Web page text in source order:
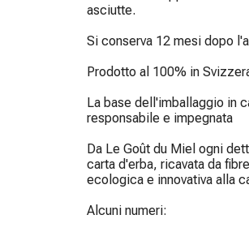
asciutte.
Si conserva 12 mesi dopo
Prodotto al 100% in
La base dell'imballaggio in
responsabile e impegnata
Da Le Goût du Miel ogni
carta d'erba, ricavata da
ecologica e innovativa alla
Alcuni numeri: